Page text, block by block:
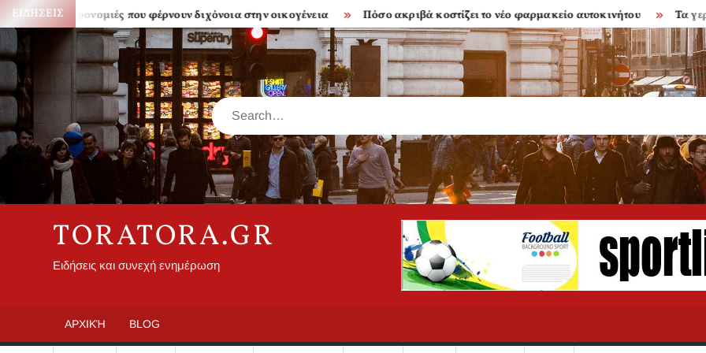
Skip
to
content
ΕΙΔΉΣΕΙΣ
Κληρονομιές που φέρνουν διχόνοια στην οικογένεια Πόσο ακριβά κοστίζει το νέο φαρμακείο αυτοκινήτου Τα
Search
TORATORA.GR
Ειδήσεις και συνεχή ενημέρωση
ΑΡΧΙΚΉ BLOG